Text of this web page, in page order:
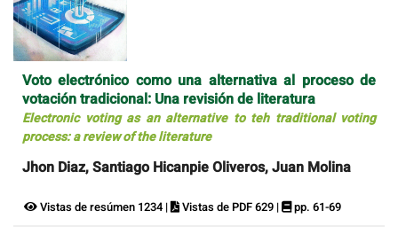
Voto electrónico como una alternativa al proceso de
votación tradicional: Una revisión de literatura
Electronic voting as an alternative to teh traditional voting
process: a review of the literature
Jhon Diaz, Santiago Hicanpie Oliveros, Juan Molina
Vistas de resúmen 1234 | Vistas de PDF 629 | pp. 61-69